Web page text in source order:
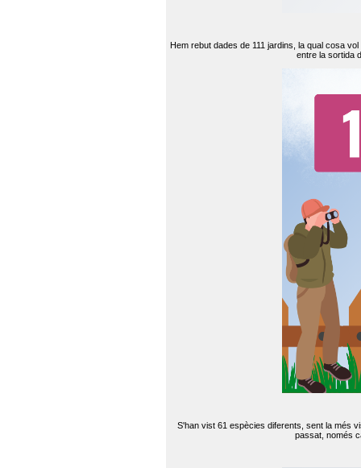
Hem rebut dades de 111 jardins, la qual cosa
entre la sortida
S'han vist 61 espècies diferents, sent la més
passat, només